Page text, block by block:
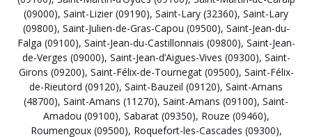
(09000), Saint-Lizier (09190), Saint-Lary (32360), Saint-Lary
(09800), Saint-Julien-de-Gras-Capou (09500), Saint-Jean-du-
Falga (09100), Saint-Jean-du-Castillonnais (09800), Saint-Jean-
de-Verges (09000), Saint-Jean-d’Aigues-Vives (09300), Saint-
Girons (09200), Saint-Félix-de-Tournegat (09500), Saint-Félix-
de-Rieutord (09120), Saint-Bauzeil (09120), Saint-Amans
(48700), Saint-Amans (11270), Saint-Amans (09100), Saint-
Amadou (09100), Sabarat (09350), Rouze (09460),
Roumengoux (09500), Roquefort-les-Cascades (09300),